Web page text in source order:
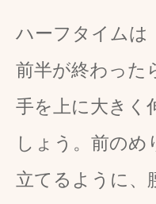
ハーフタイムは
前半が終わった
手を上に大きく
しょう。前のめ
立てるように、